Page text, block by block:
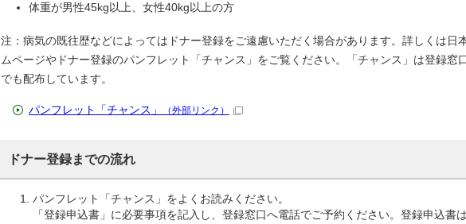
体重が男性45kg以上、女性40kg以上の方
注：病気の既往歴などによってはドナー登録をご遠慮いただく場合があります。詳しくは日
ムページやドナー登録のパンフレット「チャンス」をご覧ください。「チャンス」は登録窓
でも配布しています。
パンフレット「チャンス」 （外部リンク）
ドナー登録までの流れ
パンフレット「チャンス」をよくお読みください。
「登録申込書」に必要事項を記入し、登録窓口へ電話でご予約ください。登録申込書